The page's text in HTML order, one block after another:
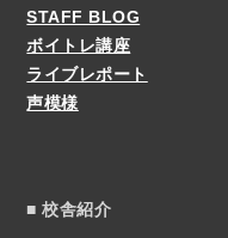
STAFF BLOG
ボイトレ講座
ライブレポート
声模様
■ 校舎紹介